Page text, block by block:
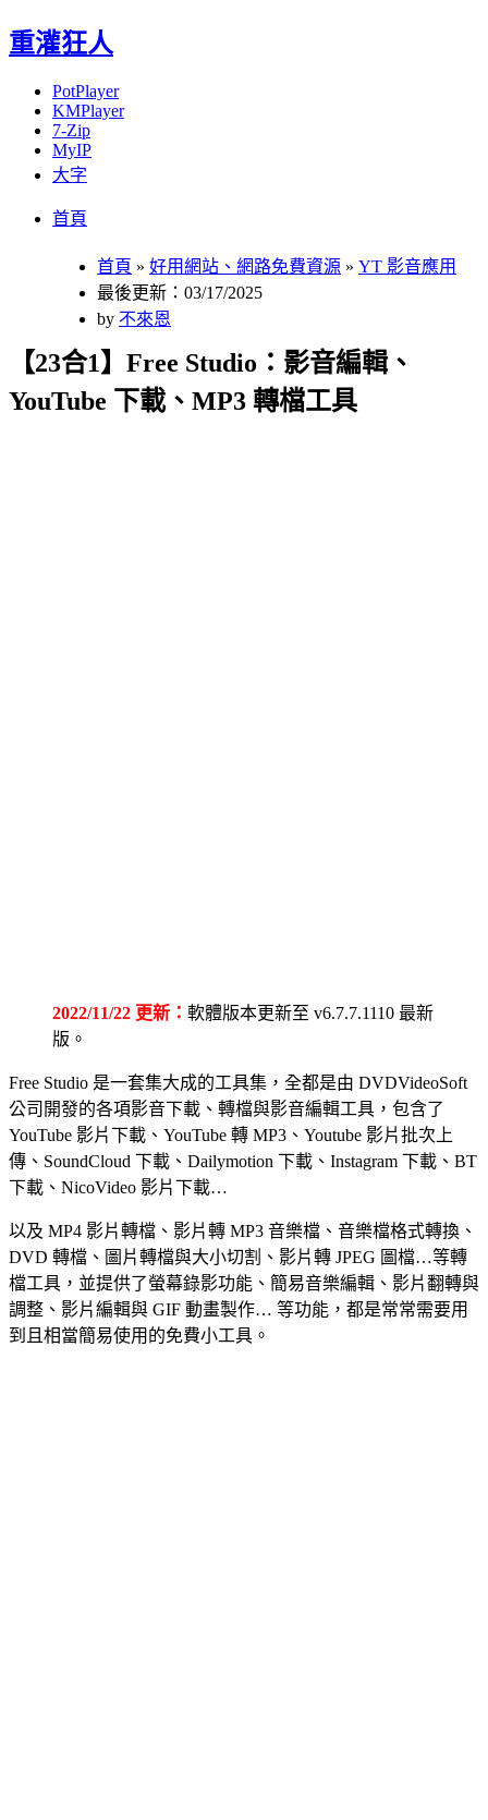
重灌狂人
PotPlayer
KMPlayer
7-Zip
MyIP
大字
首頁
首頁 » 好用網站、網路免費資源 » YT 影音應用
最後更新：03/17/2025
by 不來恩
【23合1】Free Studio：影音編輯、
YouTube 下載、MP3 轉檔工具
2022/11/22 更新： 軟體版本更新至 v6.7.7.1110 最新
版。
Free Studio 是一套集大成的工具集，全都是由 DVDVideoSoft
公司開發的各項影音下載、轉檔與影音編輯工具，包含了
YouTube 影片下載、YouTube 轉 MP3、Youtube 影片批次上
傳、SoundCloud 下載、Dailymotion 下載、Instagram 下載、BT
下載、NicoVideo 影片下載…
以及 MP4 影片轉檔、影片轉 MP3 音樂檔、音樂檔格式轉換、
DVD 轉檔、圖片轉檔與大小切割、影片轉 JPEG 圖檔…等轉
檔工具，並提供了螢幕錄影功能、簡易音樂編輯、影片翻轉與
調整、影片編輯與 GIF 動畫製作… 等功能，都是常常需要用
到且相當簡易使用的免費小工具。